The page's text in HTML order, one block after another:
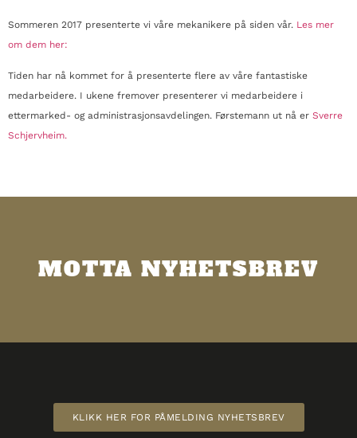
Sommeren 2017 presenterte vi våre mekanikere på siden vår. Les mer
om dem her:
Tiden har nå kommet for å presenterte flere av våre fantastiske
medarbeidere. I ukene fremover presenterer vi medarbeidere i
ettermarked- og administrasjonsavdelingen. Førstemann ut nå er Sverre
Schjervheim.
MOTTA NYHETSBREV
KLIKK HER FOR PÅMELDING NYHETSBREV